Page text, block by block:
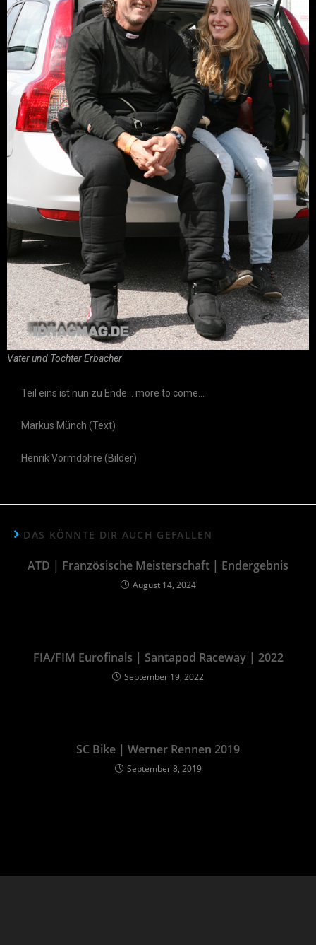
Vater und Tochter Erbacher
Teil eins ist nun zu Ende… more to come…
Markus Münch (Text)
Henrik Vormdohre (Bilder)
DAS KÖNNTE DIR AUCH GEFALLEN
ATD | Französische Meisterschaft | Endergebnis
August 14, 2024
FIA/FIM Eurofinals | Santapod Raceway | 2022
September 19, 2022
SC Bike | Werner Rennen 2019
September 8, 2019